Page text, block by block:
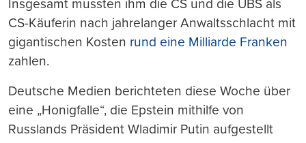
Insgesamt mussten ihm die CS und die UBS als
CS-Käuferin nach jahrelanger Anwaltsschlacht mit
gigantischen Kosten rund eine Milliarde Franken
zahlen.
Deutsche Medien berichteten diese Woche über
eine „Honigfalle“, die Epstein mithilfe von
Russlands Präsident Wladimir Putin aufgestellt